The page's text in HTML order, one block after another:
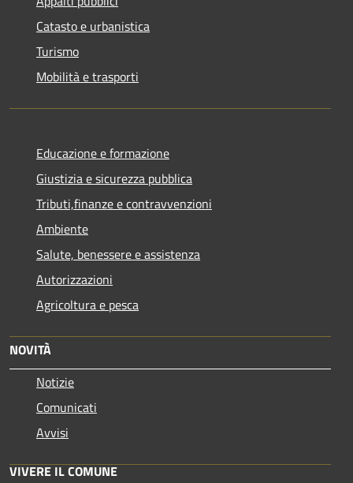
Catasto e urbanistica
Turismo
Mobilità e trasporti
Educazione e formazione
Giustizia e sicurezza pubblica
Tributi,finanze e contravvenzioni
Ambiente
Salute, benessere e assistenza
Autorizzazioni
Agricoltura e pesca
NOVITÀ
Notizie
Comunicati
Avvisi
VIVERE IL COMUNE